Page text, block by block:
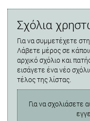
Σχόλια
Για να συμμετέχετε
Λάβετε μέρος σε
αρχικό σχόλιο και
εισάγετε ένα νέο
τέλος της λίστας.
Για να σχολιάσετε